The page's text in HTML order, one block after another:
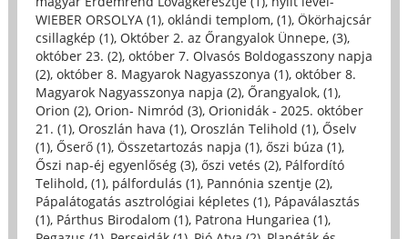
WIEBER ORSOLYA (1), oklándi templom, (1), Ökörhajcsár
csillagkép (1), Október 2. az Őrangyalok Ünnepe, (3),
október 23. (2), október 7. Olvasós Boldogasszony napja
(2), október 8. Magyarok Nagyasszonya (1), október 8.
Magyarok Nagyasszonya napja (2), Őrangyalok, (1),
Orion (2), Orion- Nimród (3), Orionidák - 2025. október
21. (1), Oroszlán hava (1), Oroszlán Telihold (1), Őselv
(1), Őserő (1), Összetartozás napja (1), őszi búza (1),
Őszi nap-éj egyenlőség (3), őszi vetés (2), Pálfordító
Telihold, (1), pálfordulás (1), Pannónia szentje (2),
Pápalátogatás asztrológiai képletes (1), Pápaválasztás
(1), Párthus Birodalom (1), Patrona Hungariea (1),